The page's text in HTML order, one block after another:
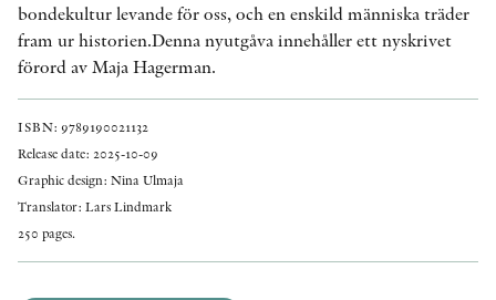
bondekultur levande för oss, och en enskild människa träder
fram ur historien.Denna nyutgåva innehåller ett nyskrivet
förord av Maja Hagerman.
ISBN: 9789190021132
Release date: 2025-10-09
Graphic design: Nina Ulmaja
Translator: Lars Lindmark
250 pages.